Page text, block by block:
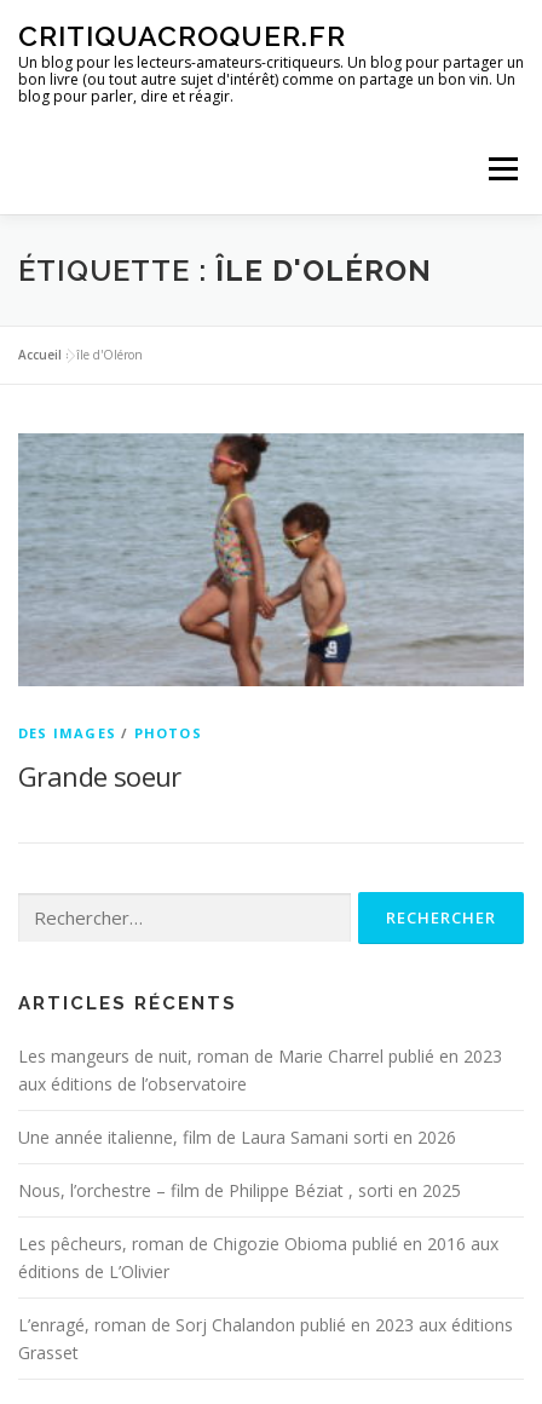
contenu
CRITIQUACROQUER.FR
Un blog pour les lecteurs-amateurs-critiqueurs. Un blog pour partager un
bon livre (ou tout autre sujet d'intérêt) comme on partage un bon vin. Un
blog pour parler, dire et réagir.
Menu
ACCUEIL UN BLOG ? DES LIVRES
DES IMAGES
DES BONS PLANS
ÉTIQUETTE : ÎLE D'OLÉRON
Accueil »île d'Oléron
DES IMAGES / PHOTOS
Grande soeur
ARTICLES RÉCENTS
Les mangeurs de nuit, roman de Marie Charrel publié en 2023
aux éditions de l’observatoire
Une année italienne, film de Laura Samani sorti en 2026
Nous, l’orchestre – film de Philippe Béziat , sorti en 2025
Les pêcheurs, roman de Chigozie Obioma publié en 2016 aux
éditions de L’Olivier
L’enragé, roman de Sorj Chalandon publié en 2023 aux éditions
Grasset